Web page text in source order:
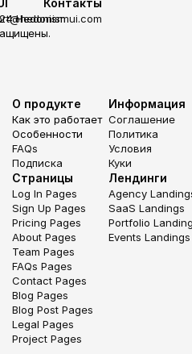
Hedonism
О продукте
Как это работает
Особенности
FAQs
Подписка
Страницы
Log In Pages
Sign Up Pages
Pricing Pages
About Pages
Team Pages
FAQs Pages
Contact Pages
Blog Pages
Blog Post Pages
Legal Pages
Project Pages
Информация
Соглашение
Политика
Условия
Куки
Лендинги
Agency
SaaS Landings
Portfolio
Events Landings
Контакты